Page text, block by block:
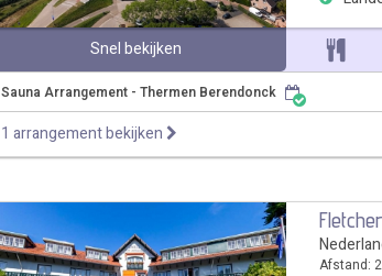
Snel bekijken
Sauna Arrangement - Thermen Berendonck
1 arrangement bekijken
Afstand: